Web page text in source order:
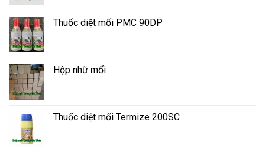
Thuốc diệt mối PMC 90DP
Hộp nhữ mối
Thuốc diệt mối Termize 200SC